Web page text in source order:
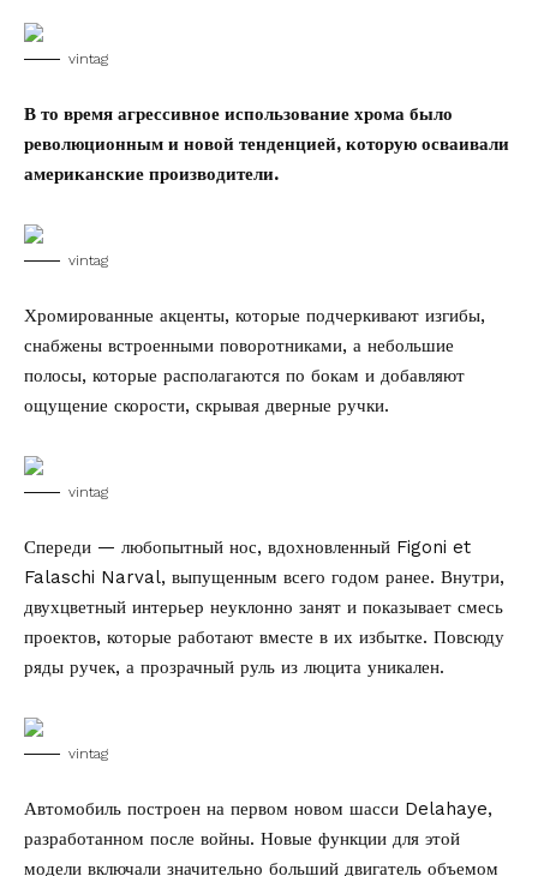
vintag
В то время агрессивное использование хрома было
революционным и новой тенденцией, которую осваивали
американские производители.
vintag
Хромированные акценты, которые подчеркивают изгибы,
снабжены встроенными поворотниками, а небольшие
полосы, которые располагаются по бокам и добавляют
ощущение скорости, скрывая дверные ручки.
vintag
Спереди — любопытный нос, вдохновленный Figoni et
Falaschi Narval, выпущенным всего годом ранее. Внутри,
двухцветный интерьер неуклонно занят и показывает смесь
проектов, которые работают вместе в их избытке. Повсюду
ряды ручек, а прозрачный руль из люцита уникален.
vintag
Автомобиль построен на первом новом шасси Delahaye,
разработанном после войны. Новые функции для этой
модели включали значительно больший двигатель объемом